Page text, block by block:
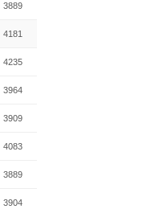
3889
4181
4235
3964
3909
4083
3889
3904